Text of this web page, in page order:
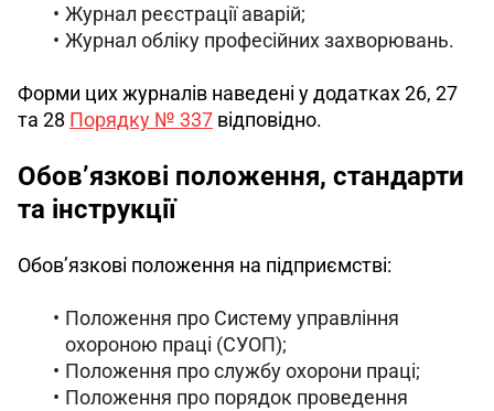
Журнал реєстрації аварій;
Журнал обліку професійних захворювань.
Форми цих журналів наведені у додатках 26, 27
та 28 Порядку № 337 відповідно.
Обов’язкові положення, стандарти
та інструкції
Обов’язкові положення на підприємстві:
Положення про Систему управління
охороною праці (СУОП);
Положення про службу охорони праці;
Положення про порядок проведення